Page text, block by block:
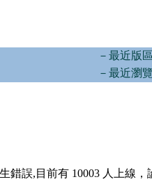
－最近版
－最近瀏
錯誤,目前有 10003 人上線